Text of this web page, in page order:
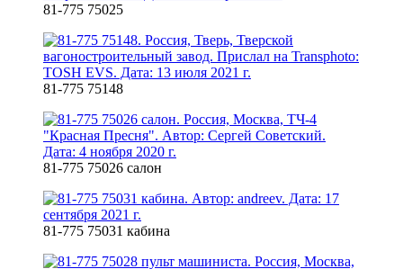
81-775 75025
81-775 75148
81-775 75026 салон
81-775 75031 кабина